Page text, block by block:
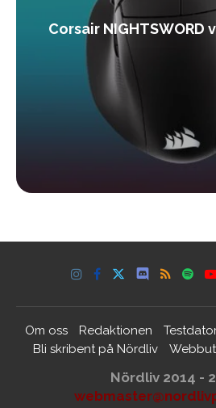
Corsair NIGHTSWORD
Om oss Redaktionen
Bli skribent på Nördliv
Nördliv 2014 -